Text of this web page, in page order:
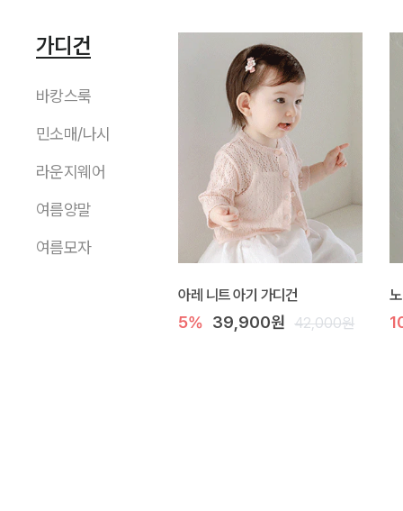
가디건
바캉스룩
민소매/나시
라운지웨어
여름양말
여름모자
아레 니트 아기 가디건
5% 39,900원 42,000원